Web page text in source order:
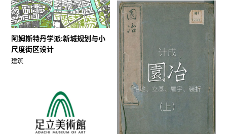
阿姆斯特丹学派:新城规划与小
尺度街区设计
建筑